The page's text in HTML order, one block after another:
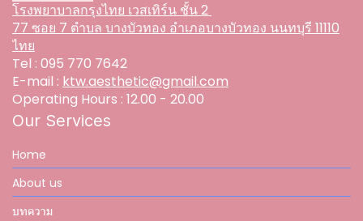
โรงพยาบาลกรุงไทย เวสเทิร์น ชั้น 2
77 ซอย 7 ตำบล บางบัวทอง อำเภอบางบัวทอง นนทบุรี 11110
ไทย
Tel : 095 770 7642
E-mail : ktw.aesthetic@gmail.com
Operating Hours : 12.00 - 20.00
Our Services
Home
About us
บทความ